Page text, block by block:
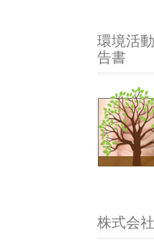
環境活
告書
株式会